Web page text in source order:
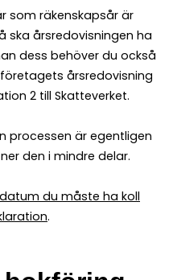
som räkenskapsår är
ska årsredovisningen ha
dess behöver du också
årsredovisning
2 till Skatteverket.
processen är egentligen
den i mindre delar.
du måste ha koll
.